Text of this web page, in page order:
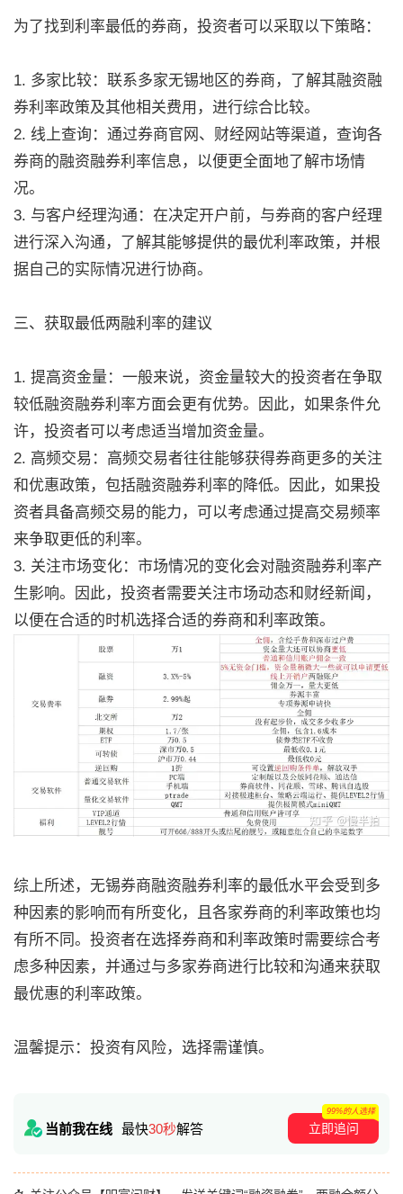
为了找到利率最低的券商，投资者可以采取以下策略：
1. 多家比较：联系多家无锡地区的券商，了解其融资融
券利率政策及其他相关费用，进行综合比较。
2. 线上查询：通过券商官网、财经网站等渠道，查询各
券商的融资融券利率信息，以便更全面地了解市场情
况。
3. 与客户经理沟通：在决定开户前，与券商的客户经理
进行深入沟通，了解其能够提供的最优利率政策，并根
据自己的实际情况进行协商。
三、获取最低两融利率的建议
1. 提高资金量：一般来说，资金量较大的投资者在争取
较低融资融券利率方面会更有优势。因此，如果条件允
许，投资者可以考虑适当增加资金量。
2. 高频交易：高频交易者往往能够获得券商更多的关注
和优惠政策，包括融资融券利率的降低。因此，如果投
资者具备高频交易的能力，可以考虑通过提高交易频率
来争取更低的利率。
3. 关注市场变化：市场情况的变化会对融资融券利率产
生影响。因此，投资者需要关注市场动态和财经新闻，
以便在合适的时机选择合适的券商和利率政策。
综上所述，无锡券商融资融券利率的最低水平会受到多
种因素的影响而有所变化，且各家券商的利率政策也均
有所不同。投资者在选择券商和利率政策时需要综合考
虑多种因素，并通过与多家券商进行比较和沟通来获取
最优惠的利率政策。
温馨提示：投资有风险，选择需谨慎。
当前我在线 最快30秒解答 立即追问
99%的人选择